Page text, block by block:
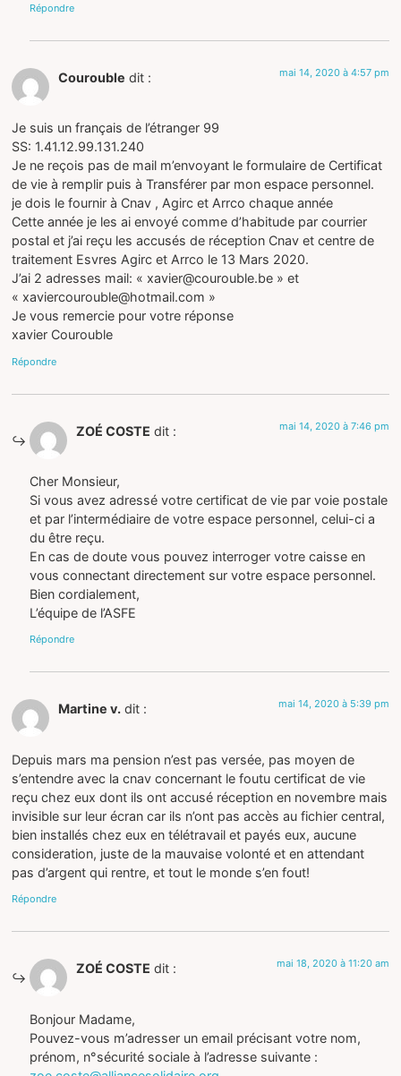
Répondre
Courouble dit : mai 14, 2020 à 4:57 pm
Je suis un français de l’étranger 99
SS: 1.41.12.99.131.240
Je ne reçois pas de mail m’envoyant le formulaire de Certificat
de vie à remplir puis à Transférer par mon espace personnel.
je dois le fournir à Cnav , Agirc et Arrco chaque année
Cette année je les ai envoyé comme d’habitude par courrier
postal et j’ai reçu les accusés de réception Cnav et centre de
traitement Esvres Agirc et Arrco le 13 Mars 2020.
J’ai 2 adresses mail: « xavier@courouble.be » et
« xaviercourouble@hotmail.com »
Je vous remercie pour votre réponse
xavier Courouble
Répondre
ZOÉ COSTE dit : mai 14, 2020 à 7:46 pm
Cher Monsieur,
Si vous avez adressé votre certificat de vie par voie postale
et par l’intermédiaire de votre espace personnel, celui-ci a
du être reçu.
En cas de doute vous pouvez interroger votre caisse en
vous connectant directement sur votre espace personnel.
Bien cordialement,
L’équipe de l’ASFE
Répondre
Martine v. dit : mai 14, 2020 à 5:39 pm
Depuis mars ma pension n’est pas versée, pas moyen de
s’entendre avec la cnav concernant le foutu certificat de vie
reçu chez eux dont ils ont accusé réception en novembre mais
invisible sur leur écran car ils n’ont pas accès au fichier central,
bien installés chez eux en télétravail et payés eux, aucune
consideration, juste de la mauvaise volonté et en attendant
pas d’argent qui rentre, et tout le monde s’en fout!
Répondre
ZOÉ COSTE dit : mai 18, 2020 à 11:20 am
Bonjour Madame,
Pouvez-vous m’adresser un email précisant votre nom,
prénom, n°sécurité sociale à l’adresse suivante :